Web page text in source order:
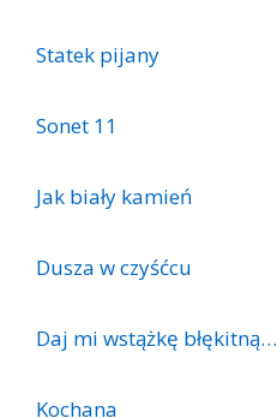
Statek pijany
Sonet 11
Jak biały kamień
Dusza w czyśćcu
Daj mi wstążkę błękitną…
Kochana